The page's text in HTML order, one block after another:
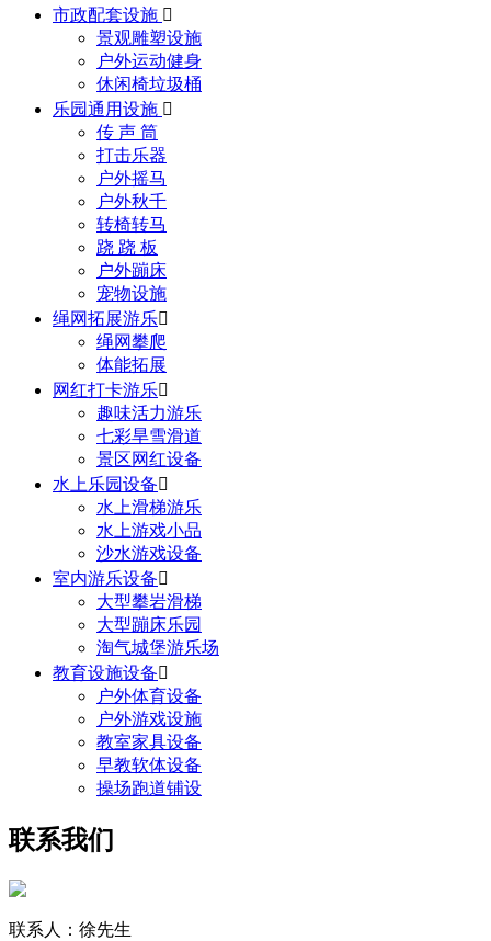
市政配套设施 
景观雕塑设施
户外运动健身
休闲椅垃圾桶
乐园通用设施 
传 声 筒
打击乐器
户外摇马
户外秋千
转椅转马
跷 跷 板
户外蹦床
宠物设施
绳网拓展游乐
绳网攀爬
体能拓展
网红打卡游乐
趣味活力游乐
七彩旱雪滑道
景区网红设备
水上乐园设备
水上滑梯游乐
水上游戏小品
沙水游戏设备
室内游乐设备
大型攀岩滑梯
大型蹦床乐园
淘气城堡游乐场
教育设施设备
户外体育设备
户外游戏设施
教室家具设备
早教软体设备
操场跑道铺设
联系我们
联系人：徐先生